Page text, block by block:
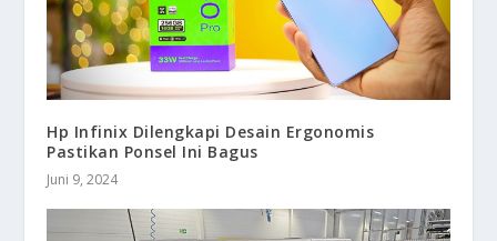
Hp Infinix Dilengkapi Desain Ergonomis
Pastikan Ponsel Ini Bagus
Juni 9, 2024